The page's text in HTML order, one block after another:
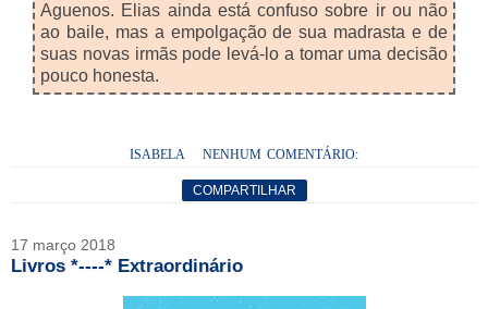
Aguenos. Elias ainda está confuso sobre ir ou não
ao baile, mas a empolgação de sua madrasta e de
suas novas irmãs pode levá-lo a tomar uma decisão
pouco honesta.
ISABELA NENHUM COMENTÁRIO:
COMPARTILHAR
17 março 2018
Livros *----* Extraordinário